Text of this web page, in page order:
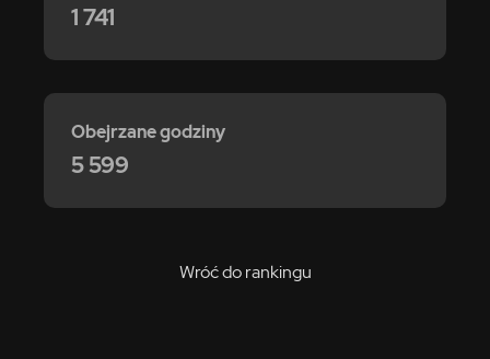
Wróć do rankingu
1 741
Obejrzane godziny
5 599